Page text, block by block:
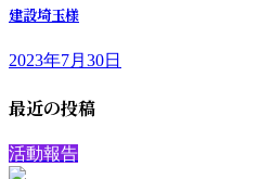
建設埼玉様
2023年7月30日
最近の投稿
活動報告